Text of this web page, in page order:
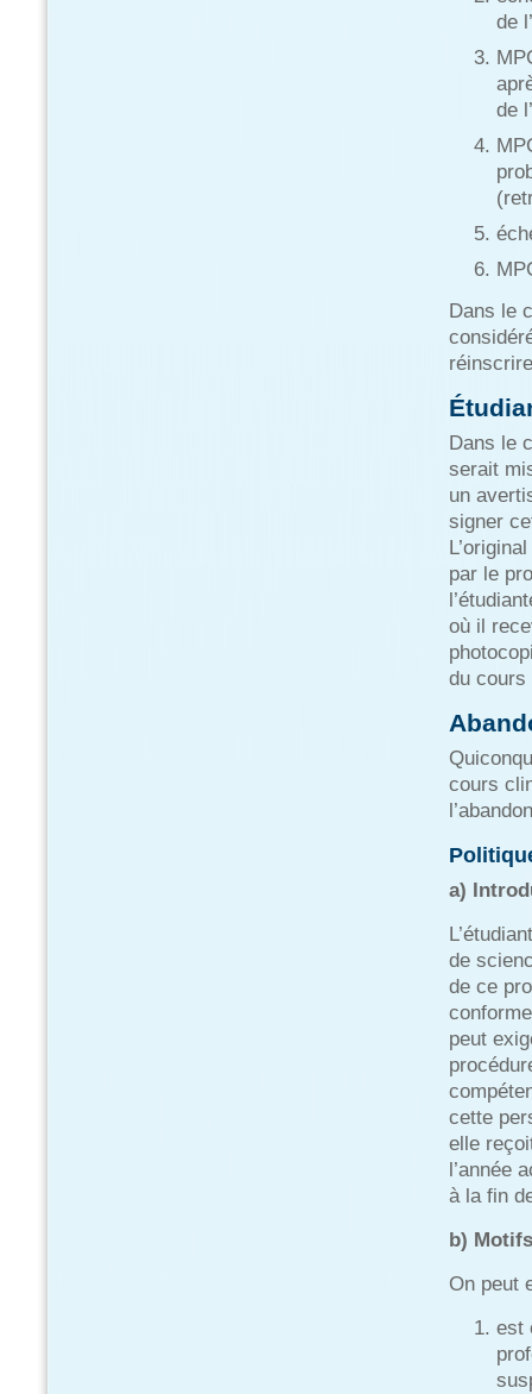
de
de
Dans le
Dans le
serait
un
signer
par le
où il
du cours
cours
a)
de
de ce
peut
cette
elle
l’année
à la fin
b)
On peut
est